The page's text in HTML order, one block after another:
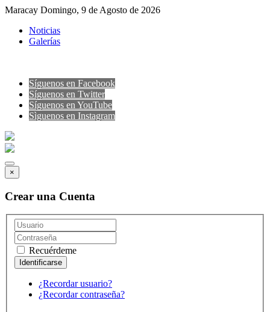
Maracay Domingo, 9 de Agosto de 2026
Noticias
Galerías
Síguenos en Facebook
Síguenos en Twitter
Síguenos en YouTube
Sìguenos en Instagram
×
Crear una Cuenta
Recuérdeme
¿Recordar usuario?
¿Recordar contraseña?